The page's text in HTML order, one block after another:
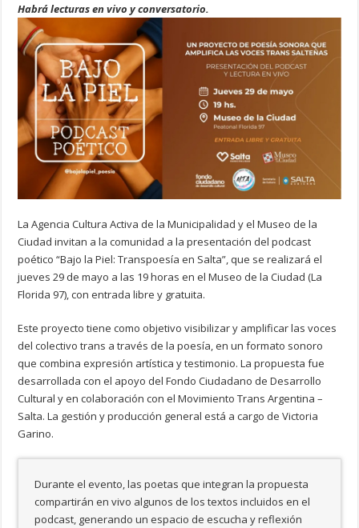
Habrá lecturas en vivo y conversatorio.
La Agencia Cultura Activa de la Municipalidad y el Museo de la
Ciudad invitan a la comunidad a la presentación del podcast
poético “Bajo la Piel: Transpoesía en Salta”, que se realizará el
jueves 29 de mayo a las 19 horas en el Museo de la Ciudad (La
Florida 97), con entrada libre y gratuita.
Este proyecto tiene como objetivo visibilizar y amplificar las voces
del colectivo trans a través de la poesía, en un formato sonoro
que combina expresión artística y testimonio. La propuesta fue
desarrollada con el apoyo del Fondo Ciudadano de Desarrollo
Cultural y en colaboración con el Movimiento Trans Argentina –
Salta. La gestión y producción general está a cargo de Victoria
Garino.
Durante el evento, las poetas que integran la propuesta
compartirán en vivo algunos de los textos incluidos en el
podcast, generando un espacio de escucha y reflexión